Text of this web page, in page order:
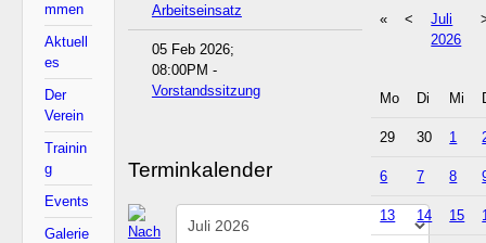
mmen
Aktuell
es
Der
Verein
Trainin
g
Events
Galerie
Arbeitseinsatz
05 Feb 2026;
08:00PM -
Vorstandssitzung
Terminkalender
« <
Juli
2026
Mo Di Mi
29 30 1
6 7 8
13 14 15